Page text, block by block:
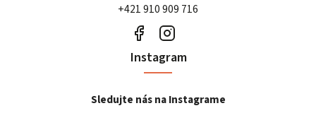
+421 910 909 716
Instagram
Sledujte nás na Instagrame